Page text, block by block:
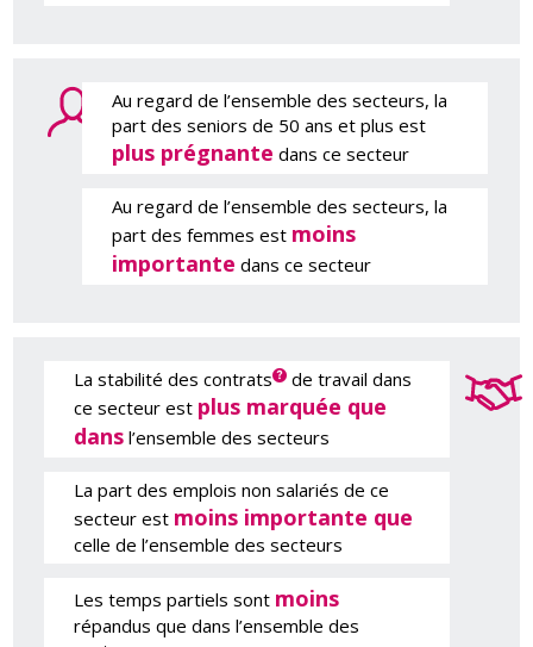
Au regard de l’ensemble des secteurs, la
part des seniors de 50 ans et plus est
plus prégnante dans ce secteur
Au regard de l’ensemble des secteurs, la
part des femmes est moins
importante dans ce secteur
La stabilité des contrats
de travail dans
ce secteur est plus marquée que
dans l’ensemble des secteurs
La part des emplois non salariés de ce
secteur est moins importante que
celle de l’ensemble des secteurs
Les temps partiels sont moins
répandus que dans l’ensemble des